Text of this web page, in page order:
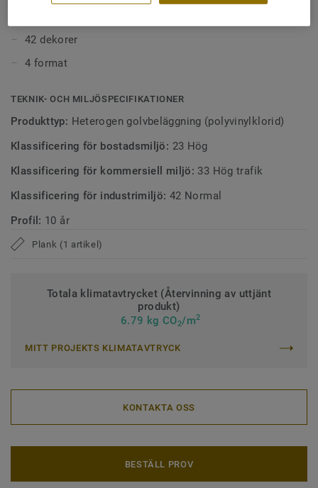
42 dekorer
4 format
TEKNIK- OCH MILJÖSPECIFIKATIONER
Produkttyp: Heterogen golvbeläggning (polyvinylklorid)
Klassificering för bostadsmiljö: 23 Hög
Klassificering för kommersiell miljö: 33 Hög trafik
Klassificering för industrimiljö: 42 Normal
Profil: 10 år
Plank (1 artikel)
Totala klimatavtrycket (Återvinning av uttjänt
produkt)
6.79 kg CO2/m2
MITT PROJEKTS KLIMATAVTRYCK
KONTAKTA OSS
BESTÄLL PROV